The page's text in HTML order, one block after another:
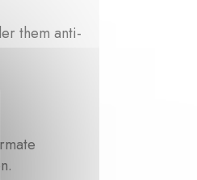
them anti-